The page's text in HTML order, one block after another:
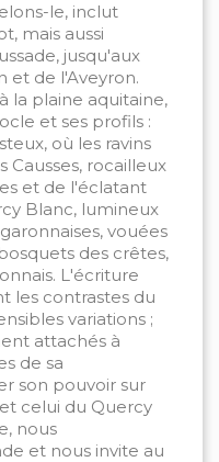
le, inclut
mais aussi
jusqu'aux
et de l'Aveyron.
la plaine aquitaine,
et ses profils :
où les ravins
Causses, rocailleux
et de l'éclatant
Blanc, lumineux
vouées
des crêtes,
L'écriture
les contrastes du
variations ;
attachés à
de sa
son pouvoir sur
celui du Quercy
nous
et nous invite au